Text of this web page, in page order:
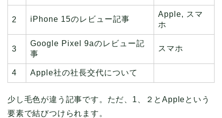
2 iPhone 15のレビュー記事
Apple, スマ
ホ
3
Google Pixel 9aのレビュー記
事
スマホ
4 Apple社の社長交代について
少し毛色が違う記事です。ただ、1、２とAppleという
要素で結びつけられます。